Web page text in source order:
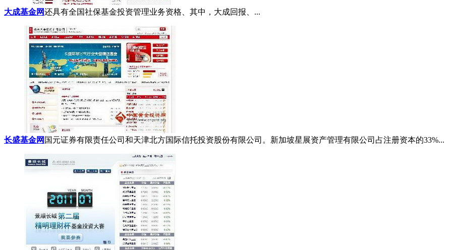
大成基金网还具有全国社保基金投资管理业务资格、其中，大成回报、...
长盛基金网 国元证券有限责任公司和天津北方国际信托投资股份有限公司。新加坡星展资产管理有限公司占注册资本的33%...